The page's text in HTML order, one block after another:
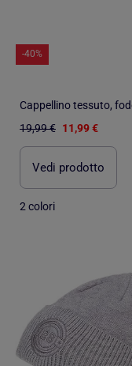
-40%
19,99 € 11,99 €
Vedi prodotto
2 colori